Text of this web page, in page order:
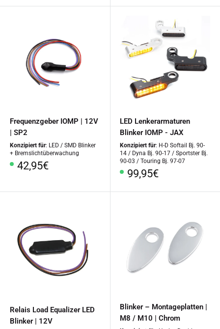
Frequenzgeber IOMP | 12V
| SP2
Konzipiert für: LED / SMD Blinker
+ Bremslichtüberwachung
Sonderpreis
42,95€
LED Lenkerarmaturen
Blinker IOMP - JAX
Konzipiert für: H-D Softail Bj. 90-
14 / Dyna Bj. 90-17 / Sportster Bj.
90-03 / Touring Bj. 97-07
Sonderpreis
99,95€
Relais Load Equalizer LED
Blinker | 12V
Blinker – Montageplatten |
M8 / M10 | Chrom